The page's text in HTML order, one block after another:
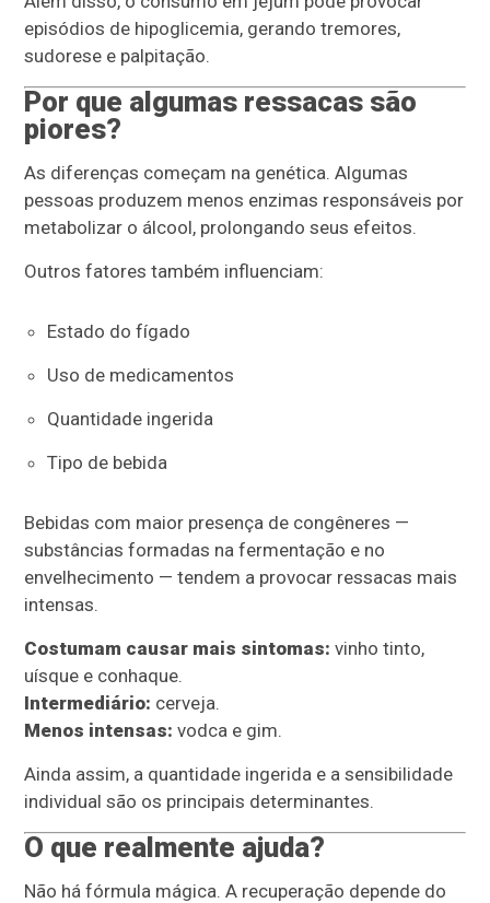
episódios de hipoglicemia, gerando tremores,
sudorese e palpitação.
Por que algumas ressacas são
piores?
As diferenças começam na genética. Algumas
pessoas produzem menos enzimas responsáveis por
metabolizar o álcool, prolongando seus efeitos.
Outros fatores também influenciam:
Estado do fígado
Uso de medicamentos
Quantidade ingerida
Tipo de bebida
Bebidas com maior presença de congêneres —
substâncias formadas na fermentação e no
envelhecimento — tendem a provocar ressacas mais
intensas.
Costumam causar mais sintomas: vinho tinto,
uísque e conhaque.
Intermediário: cerveja.
Menos intensas: vodca e gim.
Ainda assim, a quantidade ingerida e a sensibilidade
individual são os principais determinantes.
O que realmente ajuda?
Não há fórmula mágica. A recuperação depende do